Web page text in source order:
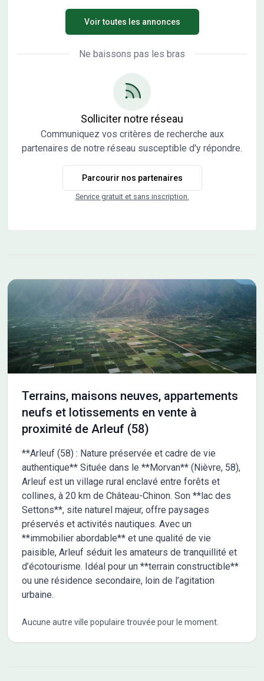
comprend 5 pièces dont 3 chambres. Elle dispose
également d'une cuisine ainsi que d'une salle de bains
offrant baignoire. Aucun WC séparé n'est présent dans sa
un espace extérieur agréable à exploiter.
écoles proches telles que le rpi de l'Auxois et l'École
également présents dans les environs pour faciliter vos
achats. NOUS CONTACTER Ce bien est proposé à la vente
au prix de 329000 euros. Le vendeur est un partenaire de
Maisons France Confort. Pour obtenir plus d'informations,
n'hésitez pas à prendre contact avec Cédric Yahiaoui,
Voir toutes les annonces
Ne baissons pas les bras
Solliciter notre réseau
Communiquez vos critères de recherche aux
partenaires de notre réseau susceptible d'y répondre.
Parcourir nos partenaires
Service gratuit et sans inscription.
Terrains, maisons neuves, appartements
neufs et lotissements en vente à
proximité de Arleuf (58)
**Arleuf (58) : Nature préservée et cadre de vie
authentique** Située dans le **Morvan** (Nièvre, 58),
Arleuf est un village rural enclavé entre forêts et
collines, à 20 km de Château-Chinon. Son **lac des
Settons**, site naturel majeur, offre paysages
préservés et activités nautiques. Avec un
**immobilier abordable** et une qualité de vie
paisible, Arleuf séduit les amateurs de tranquillité et
d’écotourisme. Idéal pour un **terrain constructible**
ou une résidence secondaire, loin de l’agitation
urbaine.
Aucune autre ville populaire trouvée pour le moment.